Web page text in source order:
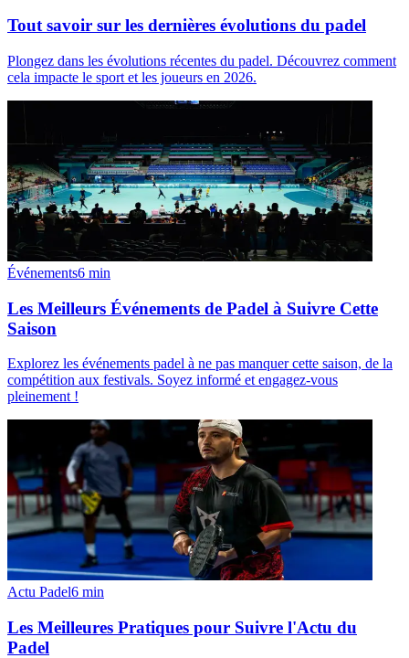
Tout savoir sur les dernières évolutions du padel
Plongez dans les évolutions récentes du padel. Découvrez comment
cela impacte le sport et les joueurs en 2026.
Événements6 min
Les Meilleurs Événements de Padel à Suivre Cette
Saison
Explorez les événements padel à ne pas manquer cette saison, de la
compétition aux festivals. Soyez informé et engagez-vous
pleinement !
Actu Padel6 min
Les Meilleures Pratiques pour Suivre l'Actu du
Padel